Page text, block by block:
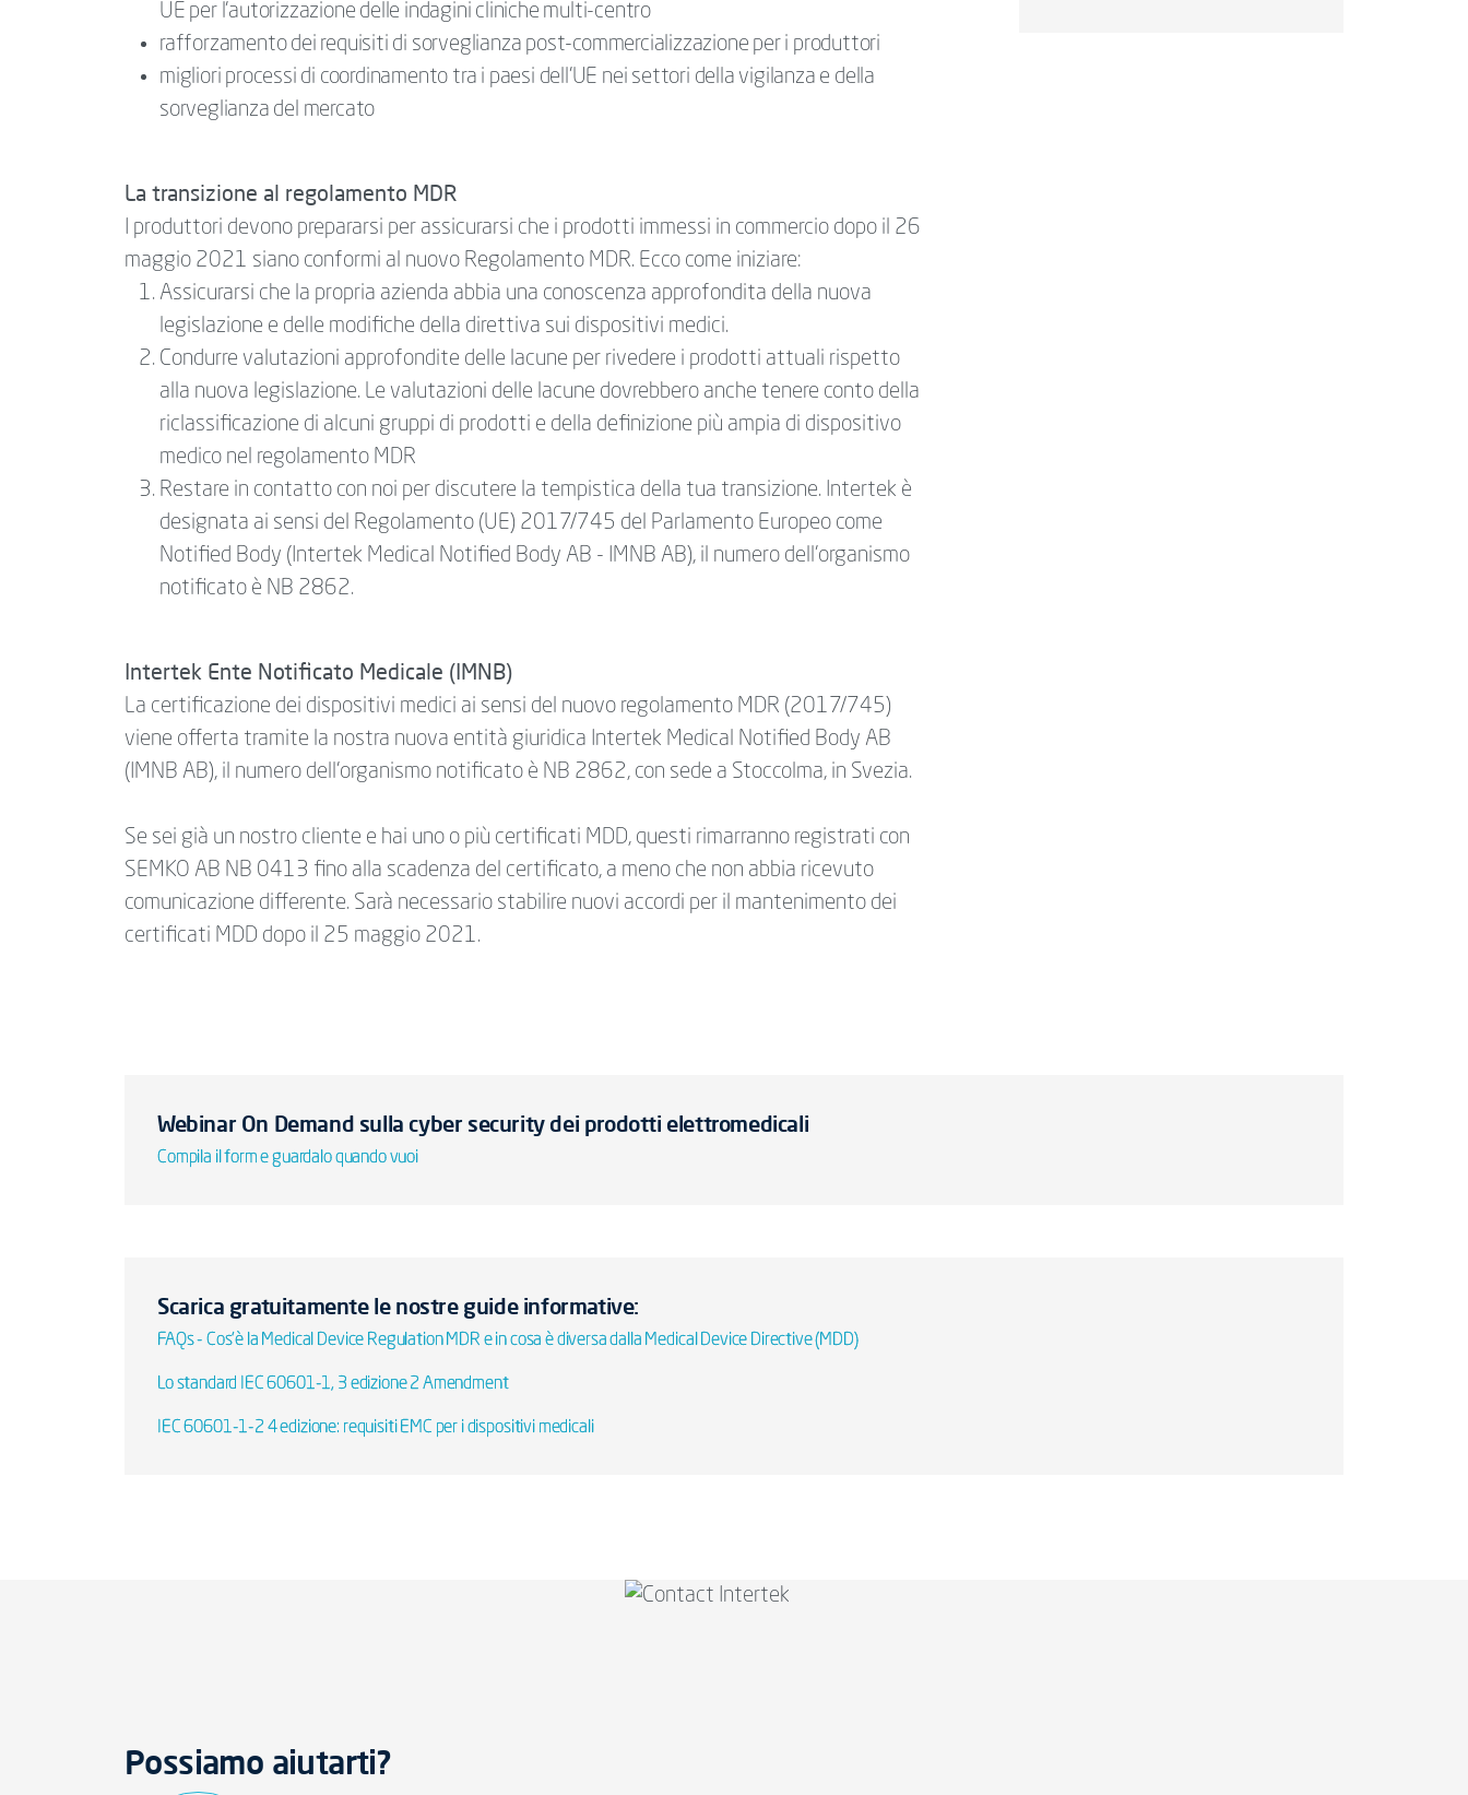
UE per l'autorizzazione delle indagini cliniche multi-centro
rafforzamento dei requisiti di sorveglianza post-commercializzazione per i produttori
migliori processi di coordinamento tra i paesi dell'UE nei settori della vigilanza e della
sorveglianza del mercato
La transizione al regolamento MDR
I produttori devono prepararsi per assicurarsi che i prodotti immessi in commercio dopo il 26
maggio 2021 siano conformi al nuovo Regolamento MDR. Ecco come iniziare:
Assicurarsi che la propria azienda abbia una conoscenza approfondita della nuova
legislazione e delle modifiche della direttiva sui dispositivi medici.
Condurre valutazioni approfondite delle lacune per rivedere i prodotti attuali rispetto
alla nuova legislazione. Le valutazioni delle lacune dovrebbero anche tenere conto della
riclassificazione di alcuni gruppi di prodotti e della definizione più ampia di dispositivo
medico nel regolamento MDR
Restare in contatto con noi per discutere la tempistica della tua transizione. Intertek è
designata ai sensi del Regolamento (UE) 2017/745 del Parlamento Europeo come
Notified Body (Intertek Medical Notified Body AB - IMNB AB), il numero dell'organismo
notificato è NB 2862.
Intertek Ente Notificato Medicale (IMNB)
La certificazione dei dispositivi medici ai sensi del nuovo regolamento MDR (2017/745)
viene offerta tramite la nostra nuova entità giuridica Intertek Medical Notified Body AB
(IMNB AB), il numero dell'organismo notificato è NB 2862, con sede a Stoccolma, in Svezia.
Se sei già un nostro cliente e hai uno o più certificati MDD, questi rimarranno registrati con
SEMKO AB NB 0413 fino alla scadenza del certificato, a meno che non abbia ricevuto
comunicazione differente. Sarà necessario stabilire nuovi accordi per il mantenimento dei
certificati MDD dopo il 25 maggio 2021.
Webinar On Demand sulla cyber security dei prodotti elettromedicali
Compila il form e guardalo quando vuoi
Scarica gratuitamente le nostre guide informative:
FAQs - Cos'è la Medical Device Regulation MDR e in cosa è diversa dalla Medical Device Directive (MDD)
Lo standard IEC 60601-1, 3 edizione 2 Amendment
IEC 60601-1-2 4 edizione: requisiti EMC per i dispositivi medicali
Possiamo aiutarti?